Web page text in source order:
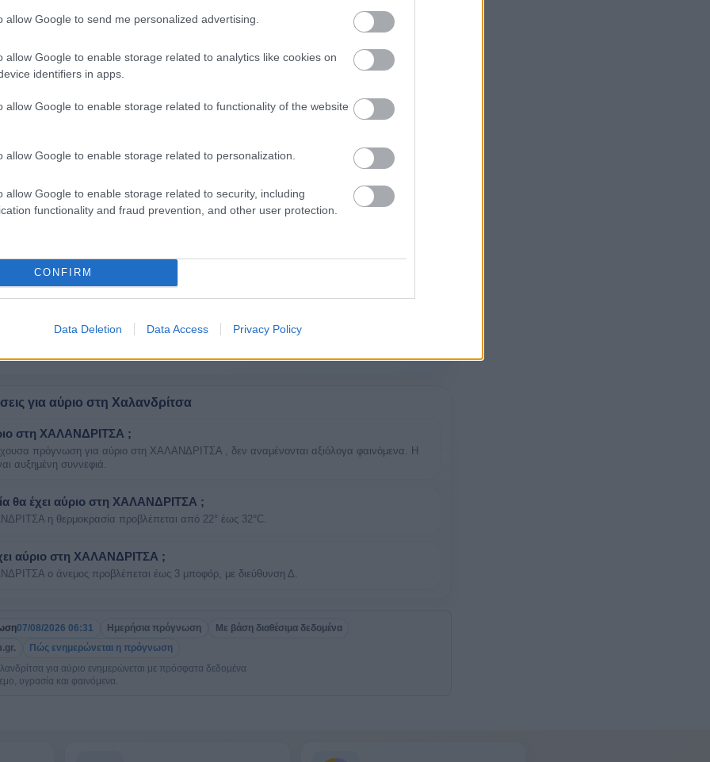
allow Google to send me personalized advertising.
allow Google to enable storage related to analytics like cookies on
identifiers in apps.
allow Google to enable storage related to functionality of the website
allow Google to enable storage related to personalization.
allow Google to enable storage related to security, including
functionality and fraud prevention, and other user protection.
CONFIRM
Data Deletion Data Access Privacy Policy
για τον καιρό στη Χαλανδρίτσα
› 14-15 ημέρες
Τάση 14-15 ημερών
περιοχές
για αύριο στη Χαλανδρίτσα
στη ΧΑΛΑΝΔΡΙΤΣΑ ;
πρόγνωση για αύριο στη ΧΑΛΑΝΔΡΙΤΣΑ , δεν αναμένονται αξιόλογα φαινόμενα. Η
αυξημένη συννεφιά.
θα έχει αύριο στη ΧΑΛΑΝΔΡΙΤΣΑ ;
η θερμοκρασία προβλέπεται από 22° έως 32°C.
αύριο στη ΧΑΛΑΝΔΡΙΤΣΑ ;
ο άνεμος προβλέπεται έως 3 μποφόρ, με διεύθυνση Δ.
07/08/2026 06:31 Ημερήσια πρόγνωση Με βάση διαθέσιμα δεδομένα
Πώς ενημερώνεται η πρόγνωση
για αύριο ενημερώνεται με πρόσφατα δεδομένα
υγρασία και φαινόμενα.